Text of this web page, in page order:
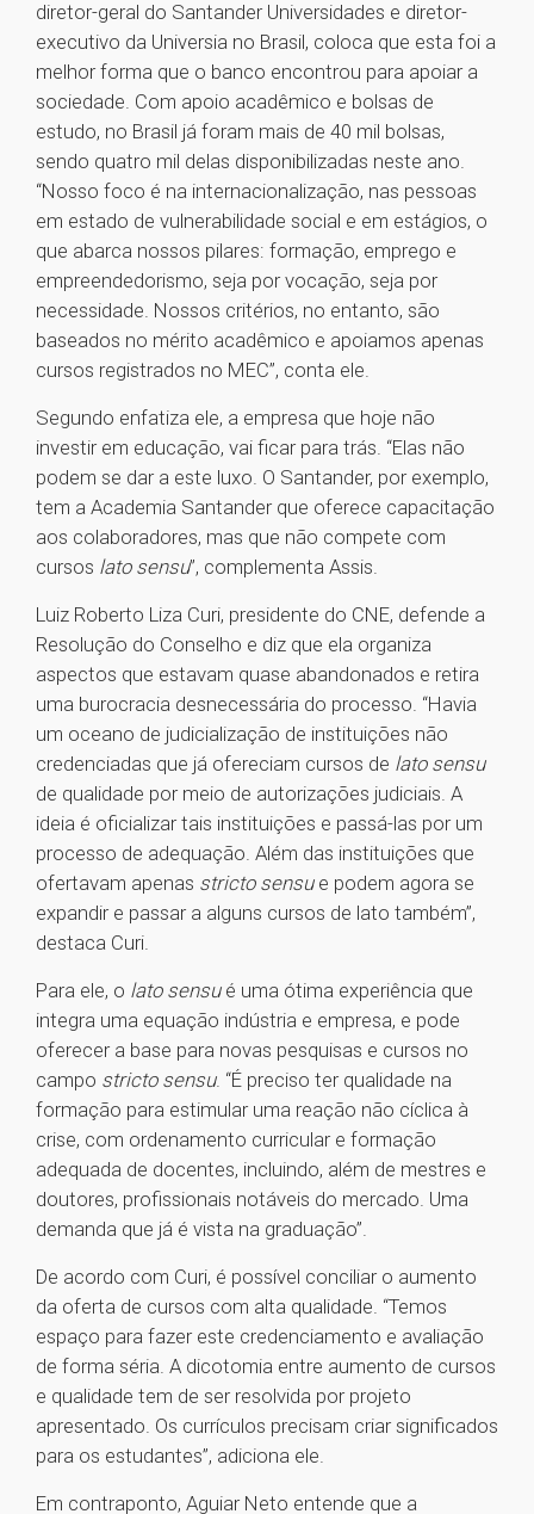
diretor-geral do Santander Universidades e diretor-
executivo da Universia no Brasil, coloca que esta foi a
melhor forma que o banco encontrou para apoiar a
sociedade. Com apoio acadêmico e bolsas de
estudo, no Brasil já foram mais de 40 mil bolsas,
sendo quatro mil delas disponibilizadas neste ano.
“Nosso foco é na internacionalização, nas pessoas
em estado de vulnerabilidade social e em estágios, o
que abarca nossos pilares: formação, emprego e
empreendedorismo, seja por vocação, seja por
necessidade. Nossos critérios, no entanto, são
baseados no mérito acadêmico e apoiamos apenas
cursos registrados no MEC”, conta ele.
Segundo enfatiza ele, a empresa que hoje não
investir em educação, vai ficar para trás. “Elas não
podem se dar a este luxo. O Santander, por exemplo,
tem a Academia Santander que oferece capacitação
aos colaboradores, mas que não compete com
cursos lato sensu”, complementa Assis.
Luiz Roberto Liza Curi, presidente do CNE, defende a
Resolução do Conselho e diz que ela organiza
aspectos que estavam quase abandonados e retira
uma burocracia desnecessária do processo. “Havia
um oceano de judicialização de instituições não
credenciadas que já ofereciam cursos de lato sensu
de qualidade por meio de autorizações judiciais. A
ideia é oficializar tais instituições e passá-las por um
processo de adequação. Além das instituições que
ofertavam apenas stricto sensue podem agora se
expandir e passar a alguns cursos de lato também”,
destaca Curi.
Para ele, o lato sensué uma ótima experiência que
integra uma equação indústria e empresa, e pode
oferecer a base para novas pesquisas e cursos no
campo stricto sensu. “É preciso ter qualidade na
formação para estimular uma reação não cíclica à
crise, com ordenamento curricular e formação
adequada de docentes, incluindo, além de mestres e
doutores, profissionais notáveis do mercado. Uma
demanda que já é vista na graduação”.
De acordo com Curi, é possível conciliar o aumento
da oferta de cursos com alta qualidade. “Temos
espaço para fazer este credenciamento e avaliação
de forma séria. A dicotomia entre aumento de cursos
e qualidade tem de ser resolvida por projeto
apresentado. Os currículos precisam criar significados
para os estudantes”, adiciona ele.
Em contraponto, Aguiar Neto entende que a